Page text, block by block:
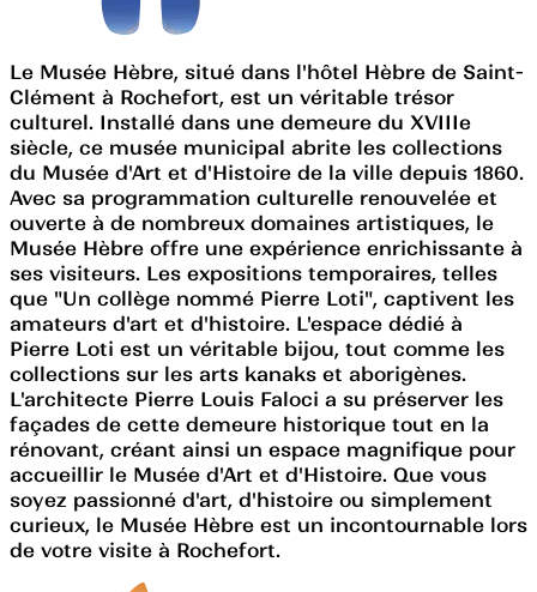
Le Musée Hèbre, situé dans l'hôtel Hèbre de Saint-
Clément à Rochefort, est un véritable trésor
culturel. Installé dans une demeure du XVIIIe
siècle, ce musée municipal abrite les collections
du Musée d'Art et d'Histoire de la ville depuis 1860.
Avec sa programmation culturelle renouvelée et
ouverte à de nombreux domaines artistiques, le
Musée Hèbre offre une expérience enrichissante à
ses visiteurs. Les expositions temporaires, telles
que "Un collège nommé Pierre Loti", captivent les
amateurs d'art et d'histoire. L'espace dédié à
Pierre Loti est un véritable bijou, tout comme les
collections sur les arts kanaks et aborigènes.
L'architecte Pierre Louis Faloci a su préserver les
façades de cette demeure historique tout en la
rénovant, créant ainsi un espace magnifique pour
accueillir le Musée d'Art et d'Histoire. Que vous
soyez passionné d'art, d'histoire ou simplement
curieux, le Musée Hèbre est un incontournable lors
de votre visite à Rochefort.